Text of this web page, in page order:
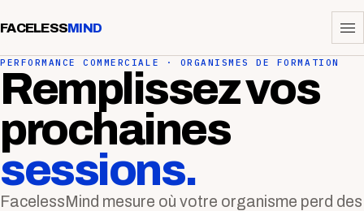
FACELESSMIND
PERFORMANCE COMMERCIALE · ORGANISMES DE FORMATION
Remplissez vos
prochaines
sessions.
FacelessMind mesure où votre organisme perd des